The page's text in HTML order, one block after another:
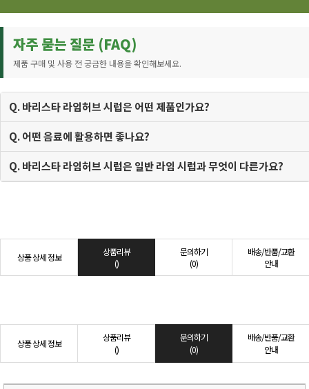
자주 묻는 질문 (FAQ)
제품 구매 및 사용 전 궁금한 내용을 확인해보세요.
Q. 바리스타 라임허브 시럽은 어떤 제품인가요?
Q. 어떤 음료에 활용하면 좋나요?
Q. 바리스타 라임허브 시럽은 일반 라임 시럽과 무엇이 다른가요?
상품 상세 정보
상품리뷰
()
문의하기
(0)
배송/반품/교환
안내
상품 상세 정보
상품리뷰
()
문의하기
(0)
배송/반품/교환
안내